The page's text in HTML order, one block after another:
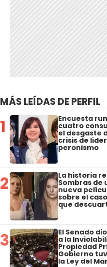
MÁS LEÍDAS DE PERFIL
1 Encuesta
cuatro
el desgaste
crisis de
peronismo
2 La historia
Sombras de
nueva
sobre el
que
3 El Senado
a la
Propiedad
Gobierno
la Ley del